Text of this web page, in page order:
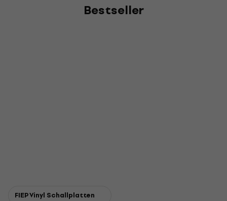
Bestseller
FIEP Vinyl Schallplatten